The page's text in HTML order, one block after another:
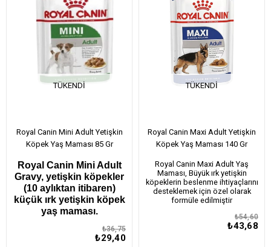
TÜKENDI
Royal Canin Mini Adult Yetişkin
Köpek Yaş Maması 85 Gr
Royal Canin Mini Adult
Gravy, yetişkin köpekler
(10 aylıktan itibaren)
küçük ırk yetişkin köpek
yaş maması.
₺29,40
₺36,75
TÜKENDI
Royal Canin Maxi Adult Yetişkin
Köpek Yaş Maması 140 Gr
Royal Canin Maxi Adult Yaş
Maması, Büyük ırk yetişkin
köpeklerin beslenme ihtiyaçlarını
desteklemek için özel olarak
formüle edilmiştir
₺43,68
₺54,60